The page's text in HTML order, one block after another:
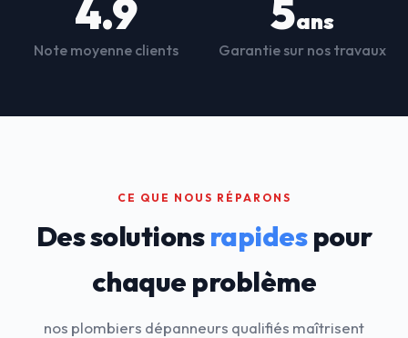
4.9
Note moyenne clients
5ans
Garantie sur nos travaux
CE QUE NOUS RÉPARONS
Des solutionsrapidespour
chaque problème
nos plombiers dépanneurs qualifiés maîtrisent